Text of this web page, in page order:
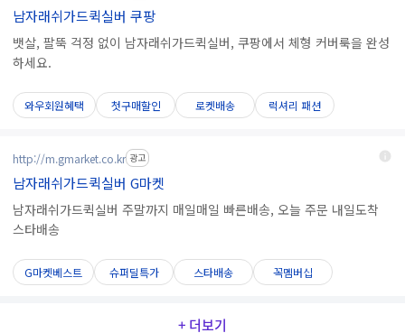
남자래쉬가드퀵실버 쿠팡
뱃살, 팔뚝 걱정 없이 남자래쉬가드퀵실버, 쿠팡에서 체형 커버룩을 완성
하세요.
와우회원혜택 첫구매할인 로켓배송 럭셔리 패션
http://m.gmarket.co.kr 광고
남자래쉬가드퀵실버 G마켓
남자래쉬가드퀵실버 주말까지 매일매일 빠른배송, 오늘 주문 내일도착
스타배송
G마켓베스트 슈퍼딜특가 스타배송 꼭멤버십
+ 더보기